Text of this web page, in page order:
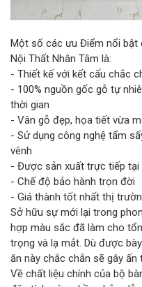
Một số các ưu Điểm nổi bật
Nội Thất Nhân Tâm là:
- Thiết kế với kết cấu chắc
- 100% nguồn gốc gỗ tự
thời gian
- Vân gỗ đẹp, họa tiết vừa
- Sử dụng công nghệ tẩm
vênh
- Được sản xuất trực tiếp tại
- Chế độ bảo hành trọn đời
- Giá thành tốt nhất thị
Sở hữu sự mới lại trong
hợp màu sắc đã làm cho
trọng và lạ mắt. Dù được
ăn này chắc chắn sẽ gây
Về chất liệu chính của bộ